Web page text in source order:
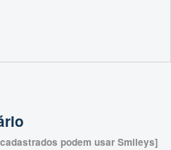
podem usar Smileys]